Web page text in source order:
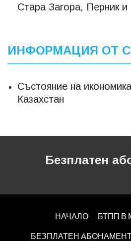
Стара Загора, Перник
ИНФОРМАЦИЯ ОТ
Състояние на
Казахстан
Безплатен
НАЧАЛО БТПП В
БЕЗПЛАТЕН